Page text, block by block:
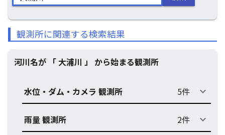
観測所に関連する検索結果
河川名が 「 大浦川 」 から始まる観測所
水位・ダム・カメラ 観測所 5件 keyboard_arrow_down
雨量 観測所 2件 keyboard_arrow_down